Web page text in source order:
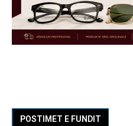
POSTIMET E FUNDIT